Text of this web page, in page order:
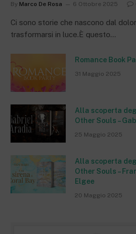
By Marco De Rosa 6 Ottobre 2025
Ci sono storie che nascono dal
trasformarsi in luce.È questo…
Romance Book
31 Maggio 2025
Alla scoperta
Other Souls –
25 Maggio 2025
Alla scoperta
Other Souls –
Elgee
20 Maggio 2025